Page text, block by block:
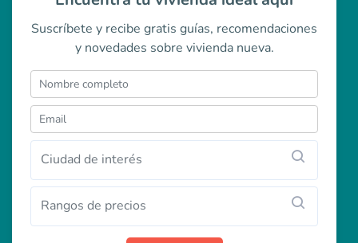
Suscríbete y recibe gratis guías, recomendaciones
y novedades sobre vivienda nueva.
Ciudad de interés
Rangos de precios